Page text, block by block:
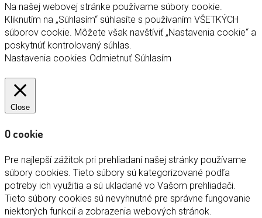
Na našej webovej stránke používame súbory cookie.
Kliknutím na „Súhlasím“ súhlasíte s používaním VŠETKÝCH
súborov cookie. Môžete však navštíviť „Nastavenia cookie“ a
poskytnúť kontrolovaný súhlas.
Nastavenia cookies Odmietnuť Súhlasím
Close
O cookie
Pre najlepší zážitok pri prehliadaní našej stránky používame
súbory cookies. Tieto súbory sú kategorizované podľa
potreby ich využitia a sú ukladané vo Vašom prehliadači.
Tieto súbory cookies sú nevyhnutné pre správne fungovanie
niektorých funkcií a zobrazenia webových stránok.